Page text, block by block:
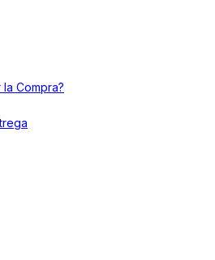
Compra?